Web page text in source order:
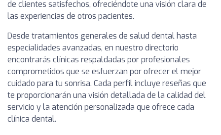
de clientes satisfechos, ofreciéndote una visión clara de
las experiencias de otros pacientes.
Desde tratamientos generales de salud dental hasta
especialidades avanzadas, en nuestro directorio
encontrarás clínicas respaldadas por profesionales
comprometidos que se esfuerzan por ofrecer el mejor
cuidado para tu sonrisa. Cada perfil incluye reseñas que
te proporcionarán una visión detallada de la calidad del
servicio y la atención personalizada que ofrece cada
clínica dental.